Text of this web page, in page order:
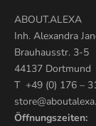
ABOUT.ALEXA
Inh. Alexandra
Brauhausstr. 3-5
44137 Dortmund
T +49 (0) 176 –
Öffnungszeiten: